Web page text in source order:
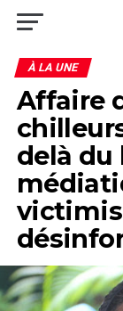
À LA UNE
Affaire
delà du